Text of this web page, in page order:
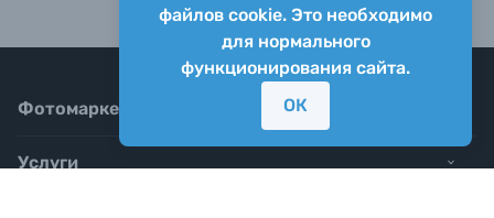
файлов cookie. Это необходимо
для нормального
функционирования сайта.
ОК
Фотомаркет
Услуги